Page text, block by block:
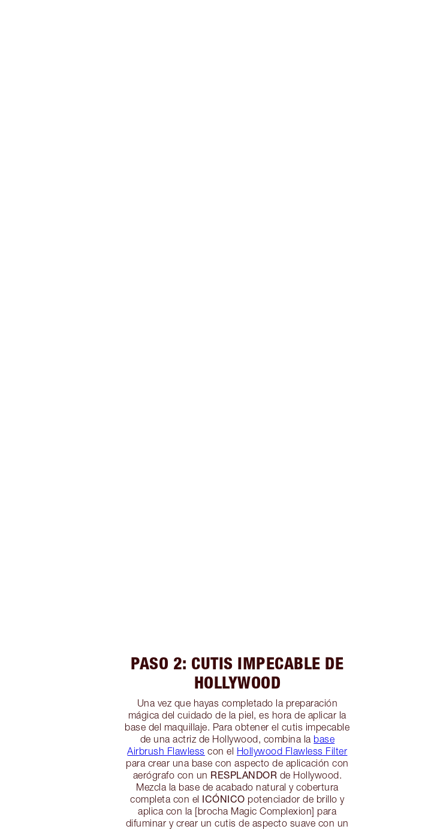
PASO 2: CUTIS IMPECABLE DE
HOLLYWOOD
Una vez que hayas completado la preparación
mágica del cuidado de la piel, es hora de aplicar la
base del maquillaje. Para obtener el cutis impecable
de una actriz de Hollywood, combina la base
Airbrush Flawless con el Hollywood Flawless Filter
para crear una base con aspecto de aplicación con
aerógrafo con un RESPLANDOR de Hollywood.
Mezcla la base de acabado natural y cobertura
completa con el ICÓNICO potenciador de brillo y
aplica con la [brocha Magic Complexion] para
difuminar y crear un cutis de aspecto suave con un